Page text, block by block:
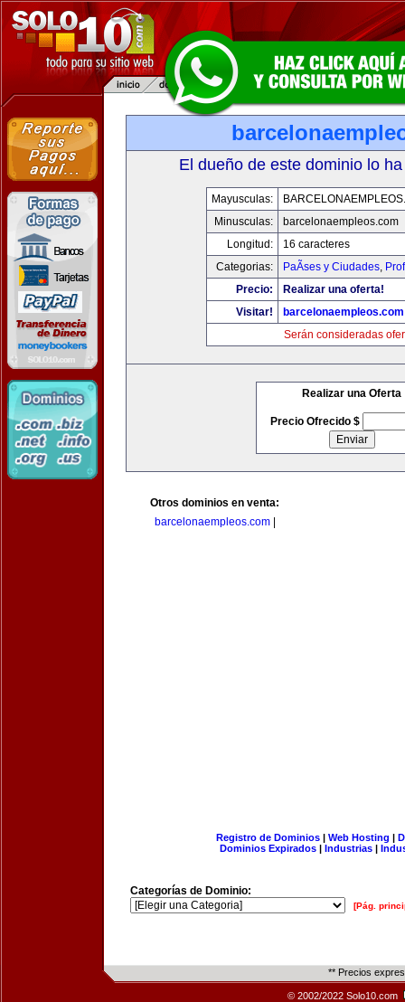
El dueño de este dominio lo
Mayusculas:
Minusculas:
barcelonaempleos.com
Longitud:
16 caracteres
Categorias:
PaÃ­ses y Ciudades,
Precio:
Realizar una oferta!
Visitar!
barcelonaempleos.com
Serán consideradas
Realizar una Oferta
Precio Ofrecido $
Otros dominios en venta:
barcelonaempleos.com|
Registro de Dominios| Web Hosting |
Dominios Expirados | Industrias |
Categorías de Dominio:
[Pág.
** Precios
© 2002/2022 Solo10.com